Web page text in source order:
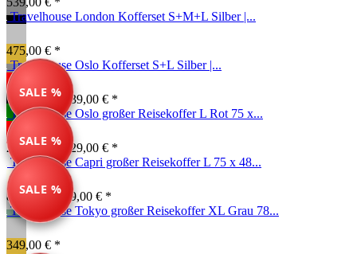
Travelhouse London Kofferset S+M+L Silber |...
475,00 € *
SALE %
Travelhouse Oslo Kofferset S+L Silber |...
468,00 € * 539,00 € *
SALE %
Travelhouse Oslo großer Reisekoffer L Rot 75 x...
269,00 € * 329,00 € *
SALE %
Travelhouse Capri großer Reisekoffer L 75 x 48...
89,99 € *189,00 € *
Travelhouse Tokyo großer Reisekoffer XL Grau 78...
349,00 € *